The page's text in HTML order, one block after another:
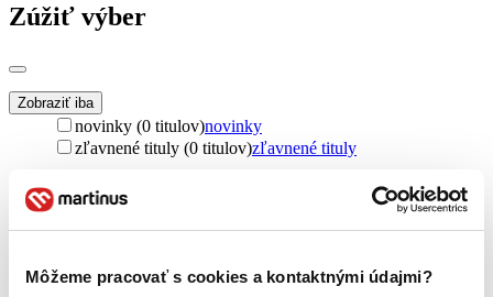
Môžeme pracovať s cookies a kontaktnými údajmi?
Zúžiť výber
Zobraziť iba
novinky (0 titulov)novinky
zľavnené tituly (0 titulov)zľavnené tituly
Dostupnosť
na centrálnom sklade (0 titulov)
na centrálnom sklade
predpredaj (0 titulov)predpredaj
dostupná (bez vypredaných) (0 titulov)dostupná (bez